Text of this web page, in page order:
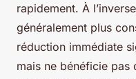
rapidement. À
généralement plus
réduction immédiate
mais ne bénéficie pas